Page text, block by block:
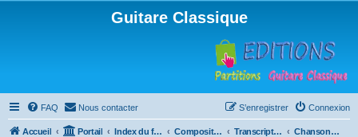
Guitare Classique
FAQ Nous contacter Connexion
S’enregistrer
Accueil Portail Index du forum Compositions Transcriptions et arrangements Chansons et musiques traditionnelles